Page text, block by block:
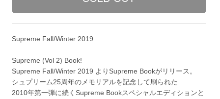
Supreme Fall/Winter 2019
Supreme (Vol 2) Book!
Supreme Fall/Winter 2019 よりSupreme Bookがリリース。
シュプリーム25周年のメモリアルを記念して刷られた
2010年第一弾に続くSupreme Bookスペシャルエディションと